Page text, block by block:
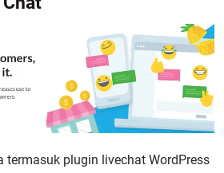
termasuk plugin livechat WordPress